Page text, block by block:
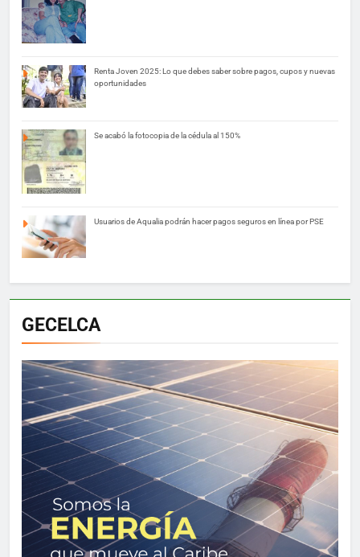
Renta Joven 2025: Lo que debes saber sobre pagos, cupos y nuevas
oportunidades
Se acabó la fotocopia de la cédula al 150%
Usuarios de Aqualia podrán hacer pagos seguros en línea por PSE
GECELCA